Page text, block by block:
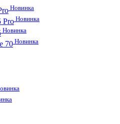
Новинка
Pro Новинка
Новинка
70Новинка